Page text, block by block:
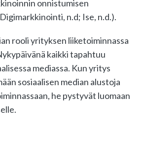
onnistumisen
n.d; Ise, n.d.).
rooli yrityksen liiketoiminnassa
kaikki tapahtuu
mediassa. Kun yritys
sosiaalisen median alustoja
he pystyvät luomaan